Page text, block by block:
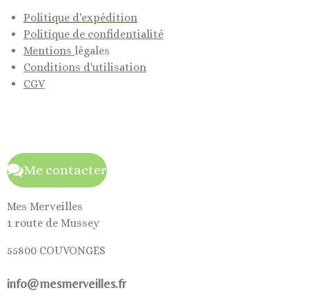
Politique d'expédition
Politique de confidentialité
Mentions légales
Conditions d'utilisation
CGV
Me contacter
Mes Merveilles
1 route de Mussey
55800 COUVONGES
info@mesmerveilles.fr